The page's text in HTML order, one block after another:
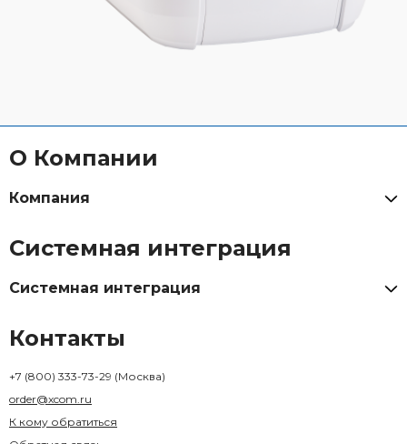
О Компании
Компания
Системная интеграция
Системная интеграция
Контакты
+7 (800) 333-73-29 (Москва)
order@xcom.ru
К кому обратиться